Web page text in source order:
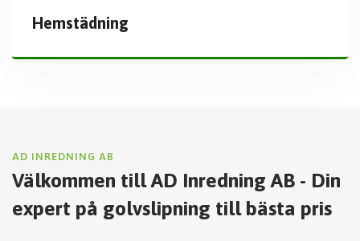
Hemstädning
AD INREDNING AB
Välkommen till AD Inredning AB - Din
expert på golvslipning till bästa pris